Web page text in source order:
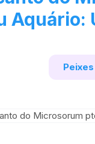
Aquário: